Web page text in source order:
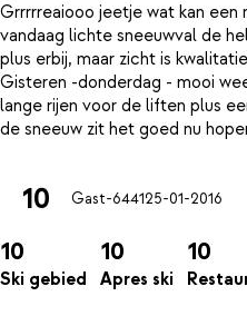
Grrrrreaiooo jeetje wat kan een
vandaag lichte sneeuwval de
plus erbij, maar zicht is
Gisteren -donderdag - mooi
lange rijen voor de liften plus
10 Gast-644125-01-2016
10
Ski gebied
10
Apres ski
10